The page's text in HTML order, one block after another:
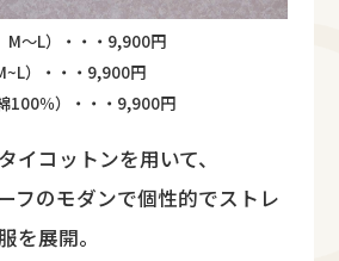
M～L）・・・9,900円
）・・・9,900円
100％）・・・9,900円
イコットンを用いて、
フのモダンで個性的でストレ
を展開。